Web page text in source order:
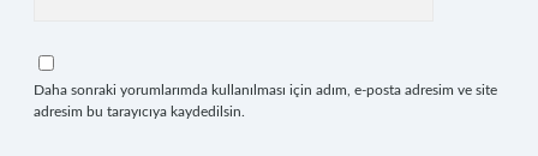
Daha sonraki yorumlarımda kullanılması için adım, e-posta adresim ve site
adresim bu tarayıcıya kaydedilsin.